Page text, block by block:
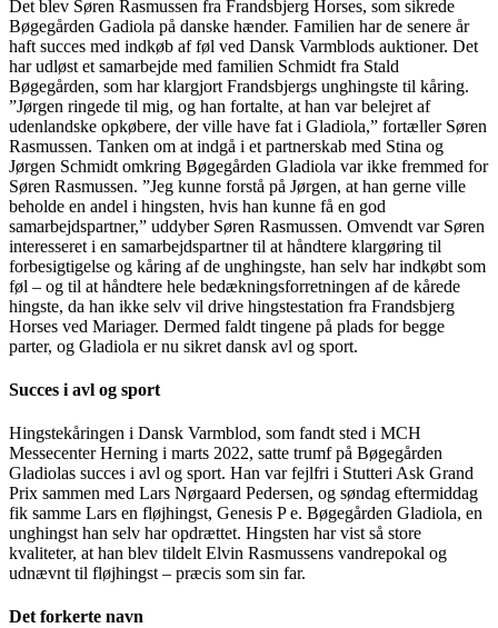
Det blev Søren Rasmussen fra Frandsbjerg Horses, som sikrede
Bøgegården Gadiola på danske hænder. Familien har de senere år
haft succes med indkøb af føl ved Dansk Varmblods auktioner. Det
har udløst et samarbejde med familien Schmidt fra Stald
Bøgegården, som har klargjort Frandsbjergs unghingste til kåring.
”Jørgen ringede til mig, og han fortalte, at han var belejret af
udenlandske opkøbere, der ville have fat i Gladiola,” fortæller Søren
Rasmussen. Tanken om at indgå i et partnerskab med Stina og
Jørgen Schmidt omkring Bøgegården Gladiola var ikke fremmed for
Søren Rasmussen. ”Jeg kunne forstå på Jørgen, at han gerne ville
beholde en andel i hingsten, hvis han kunne få en god
samarbejdspartner,” uddyber Søren Rasmussen. Omvendt var Søren
interesseret i en samarbejdspartner til at håndtere klargøring til
forbesigtigelse og kåring af de unghingste, han selv har indkøbt som
føl – og til at håndtere hele bedækningsforretningen af de kårede
hingste, da han ikke selv vil drive hingstestation fra Frandsbjerg
Horses ved Mariager. Dermed faldt tingene på plads for begge
parter, og Gladiola er nu sikret dansk avl og sport.
Succes i avl og sport
Hingstekåringen i Dansk Varmblod, som fandt sted i MCH
Messecenter Herning i marts 2022, satte trumf på Bøgegården
Gladiolas succes i avl og sport. Han var fejlfri i Stutteri Ask Grand
Prix sammen med Lars Nørgaard Pedersen, og søndag eftermiddag
fik samme Lars en fløjhingst, Genesis P e. Bøgegården Gladiola, en
unghingst han selv har opdrættet. Hingsten har vist så store
kvaliteter, at han blev tildelt Elvin Rasmussens vandrepokal og
udnævnt til fløjhingst – præcis som sin far.
Det forkerte navn